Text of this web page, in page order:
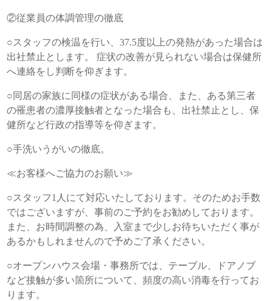
②従業員の体調管理の徹底
○スタッフの検温を行い、37.5度以上の発熱があった場合は
出社禁止とします。 症状の改善が見られない場合は保健所
へ連絡をし判断を仰ぎます。
○同居の家族に同様の症状がある場合、また、ある第三者
の罹患者の濃厚接触者となった場合も、出社禁止とし、保
健所など行政の指導等を仰ぎます。
○手洗いうがいの徹底。
≪お客様へご協力のお願い≫
○スタッフ1人にて対応いたしております。そのためお手数
ではございますが、事前のご予約をお勧めしております。
また、お時間調整の為、入室まで少しお待ちいただく事が
あるかもしれませんので予めご了承ください。
○オープンハウス会場・事務所では、テーブル、ドアノブ
など接触が多い箇所について、頻度の高い消毒を行ってお
ります。